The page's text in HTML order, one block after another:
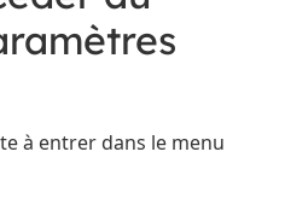
à entrer dans le menu